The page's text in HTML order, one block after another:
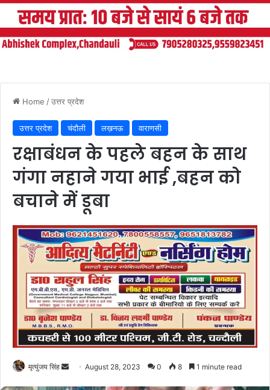
Home /उत्तर प्रदेश
उत्तर प्रदेश चंदौली लख़नऊ वाराणसी
रक्षाबंधन के पहले बहन के साथ
गंगा नहाने गया भाई ,बहन को
बचाने में डूबा
मृत्युंजय सिंह
SendAugust 28, 2023 0 8 1 minute read